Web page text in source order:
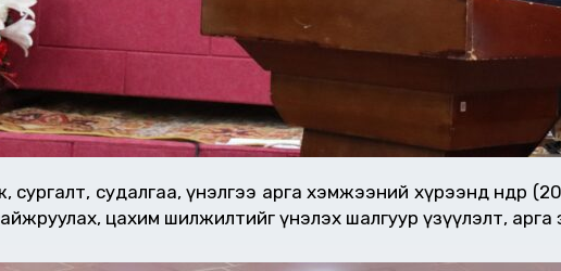
сургалт, судалгаа, үнэлгээ арга хэмжээний хүрээнд өнөөдөр
цахим шилжилтийг үнэлэх шалгуур үзүүлэлт, арга